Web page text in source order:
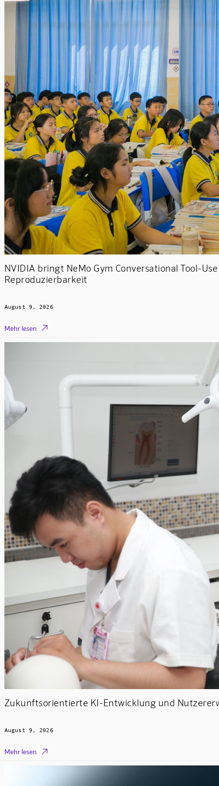
NVIDIA bringt NeMo Gym Conversational Tool-
Reproduzierbarkeit
August 9, 2026
Mehr lesen 
Zukunftsorientierte KI-Entwicklung und
August 9, 2026
Mehr lesen 